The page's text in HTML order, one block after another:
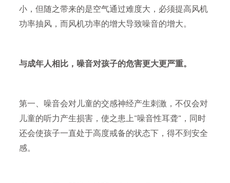
小，但随之带来的是空气通过难度大，必须提高风机
功率抽风，而风机功率的增大导致噪音的增大。
与成年人相比，噪音对孩子的危害更大更严重。
第一、噪音会对儿童的交感神经产生刺激，不仅会对
儿童的听力产生损害，使之患上"噪音性耳聋"，同时
还会使孩子一直处于高度戒备的状态下，得不到安全
感。